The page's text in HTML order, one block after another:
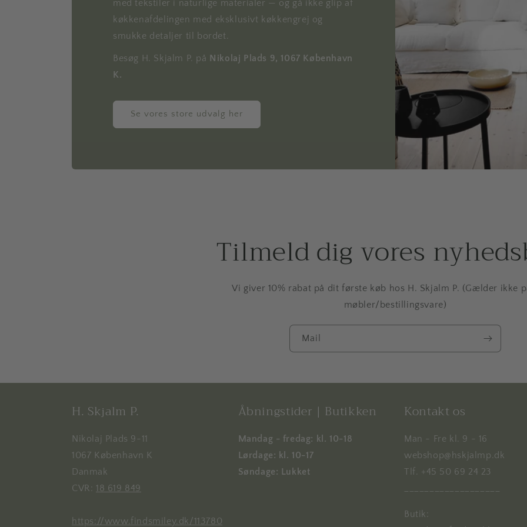
med tekstiler i naturlige materialer — og gå ikke glip af
køkkenafdelingen med eksklusivt køkkengrej og
smukke detaljer til bordet.
Besøg H. Skjalm P. på Nikolaj Plads 9, 1067 København
K.
Se vores store udvalg her
Tilmeld dig vores
Vi giver 10% rabat på dit første køb hos H. Skjalm P. (Gælder ikke
møbler/bestillingsvare)
Mail
H. Skjalm P.
Nikolaj Plads 9-11
1067 København K
Danmak
CVR: 18 619 849
https://www.findsmiley.dk/113780
Åbningstider | Butikken
Mandag - fredag: kl. 10-18
Lørdage: kl. 10-17
Søndage: Lukket
Kontakt os
Man - Fre kl. 9 - 16
webshop@hskjalmp.dk
Tlf. +45 50 69 24 23
Butik: